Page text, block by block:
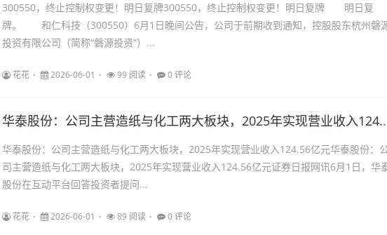
300550，终止控制权变更！明日复牌300550，终止控制权变更！明日复牌 明日复
牌。 和仁科技（300550）6月1日晚间公告，公司于前期收到通知，控股股东杭州磐
投资有限公司（简称“磐源投资”）...
花花 2026-06-01 99 阅读 0 评论
华泰股份：公司主
华泰股份：公司主营造纸与化工两大板块，2025年实现营业收入124.56亿元华泰股份：
司主营造纸与化工两大板块，2025年实现营业收入124.56亿元证券日报网讯6月1日，华
股份在互动平台回答投资者提问...
花花 2026-06-01 89 阅读 0 评论